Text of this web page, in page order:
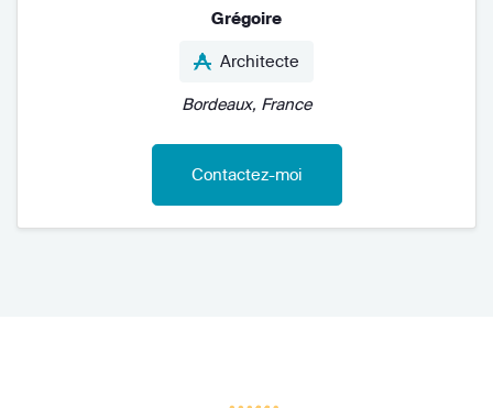
Grégoire
Architecte
Bordeaux, France
Contactez-moi